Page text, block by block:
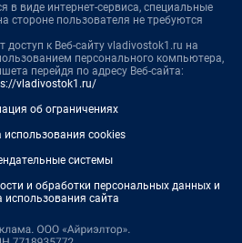
в виде интернет-сервиса, специальные
стороне пользователя не требуются
доступ к Веб-сайту vladivostok1.ru на
персонального компьютера,
перейдя по адресу Веб-сайта:
vladivostok1.ru/
об ограничениях
использования cookies
системы
и обработки персональных данных и
использования сайта